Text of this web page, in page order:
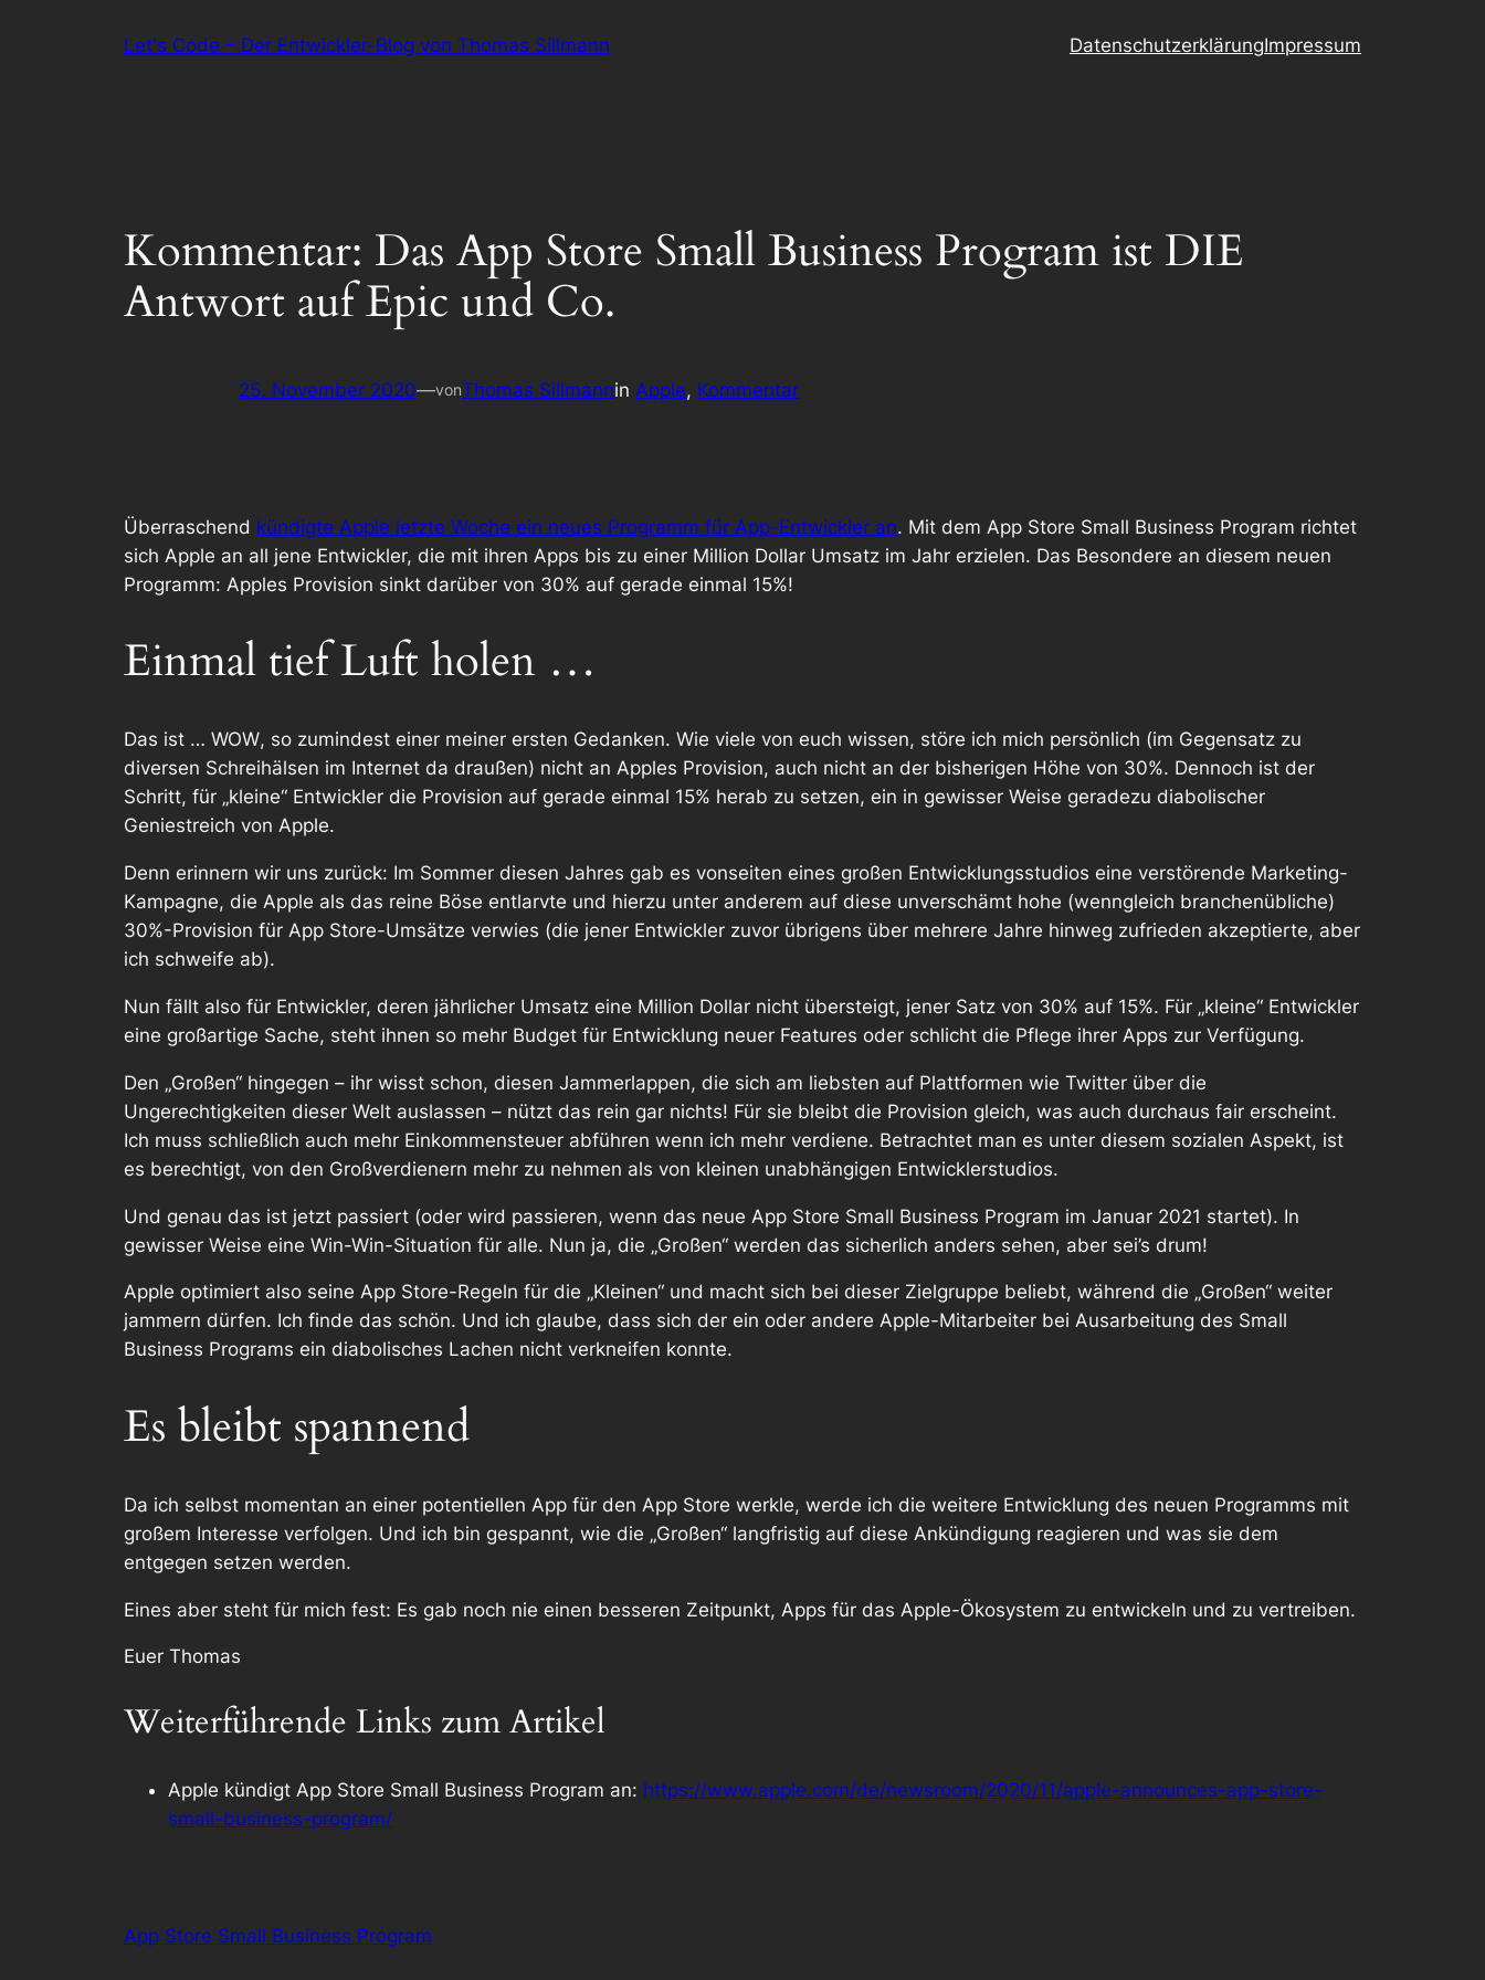
Let's Code – Der Entwickler-Blog von Thomas Sillmann DatenschutzerklärungImpressum
Kommentar: Das App Store Small Business Program ist DIE
Antwort auf Epic und Co.
25. November 2020—vonThomas Sillmannin Apple, Kommentar
Überraschend kündigte Apple letzte Woche ein neues Programm für App-Entwickler an. Mit dem App Store Small Business Program richtet
sich Apple an all jene Entwickler, die mit ihren Apps bis zu einer Million Dollar Umsatz im Jahr erzielen. Das Besondere an diesem neuen
Programm: Apples Provision sinkt darüber von 30% auf gerade einmal 15%!
Einmal tief Luft holen …
Das ist … WOW, so zumindest einer meiner ersten Gedanken. Wie viele von euch wissen, störe ich mich persönlich (im Gegensatz zu
diversen Schreihälsen im Internet da draußen) nicht an Apples Provision, auch nicht an der bisherigen Höhe von 30%. Dennoch ist der
Schritt, für „kleine“ Entwickler die Provision auf gerade einmal 15% herab zu setzen, ein in gewisser Weise geradezu diabolischer
Geniestreich von Apple.
Denn erinnern wir uns zurück: Im Sommer diesen Jahres gab es vonseiten eines großen Entwicklungsstudios eine verstörende Marketing-
Kampagne, die Apple als das reine Böse entlarvte und hierzu unter anderem auf diese unverschämt hohe (wenngleich branchenübliche)
30%-Provision für App Store-Umsätze verwies (die jener Entwickler zuvor übrigens über mehrere Jahre hinweg zufrieden akzeptierte, aber
ich schweife ab).
Nun fällt also für Entwickler, deren jährlicher Umsatz eine Million Dollar nicht übersteigt, jener Satz von 30% auf 15%. Für „kleine“ Entwickler
eine großartige Sache, steht ihnen so mehr Budget für Entwicklung neuer Features oder schlicht die Pflege ihrer Apps zur Verfügung.
Den „Großen“ hingegen – ihr wisst schon, diesen Jammerlappen, die sich am liebsten auf Plattformen wie Twitter über die
Ungerechtigkeiten dieser Welt auslassen – nützt das rein gar nichts! Für sie bleibt die Provision gleich, was auch durchaus fair erscheint.
Ich muss schließlich auch mehr Einkommensteuer abführen wenn ich mehr verdiene. Betrachtet man es unter diesem sozialen Aspekt, ist
es berechtigt, von den Großverdienern mehr zu nehmen als von kleinen unabhängigen Entwicklerstudios.
Und genau das ist jetzt passiert (oder wird passieren, wenn das neue App Store Small Business Program im Januar 2021 startet). In
gewisser Weise eine Win-Win-Situation für alle. Nun ja, die „Großen“ werden das sicherlich anders sehen, aber sei’s drum!
Apple optimiert also seine App Store-Regeln für die „Kleinen“ und macht sich bei dieser Zielgruppe beliebt, während die „Großen“ weiter
jammern dürfen. Ich finde das schön. Und ich glaube, dass sich der ein oder andere Apple-Mitarbeiter bei Ausarbeitung des Small
Business Programs ein diabolisches Lachen nicht verkneifen konnte.
Es bleibt spannend
Da ich selbst momentan an einer potentiellen App für den App Store werkle, werde ich die weitere Entwicklung des neuen Programms mit
großem Interesse verfolgen. Und ich bin gespannt, wie die „Großen“ langfristig auf diese Ankündigung reagieren und was sie dem
entgegen setzen werden.
Eines aber steht für mich fest: Es gab noch nie einen besseren Zeitpunkt, Apps für das Apple-Ökosystem zu entwickeln und zu vertreiben.
Euer Thomas
Weiterführende Links zum Artikel
Apple kündigt App Store Small Business Program an: https://www.apple.com/de/newsroom/2020/11/apple-announces-app-store-
small-business-program/
App Store Small Business Program